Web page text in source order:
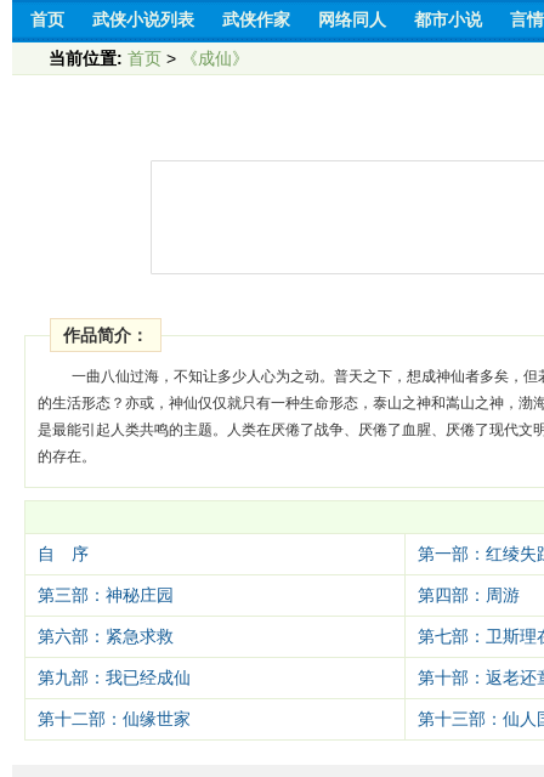
首页 武侠小说列表 武侠作家 网络同人 都市小说 言
当前位置: 首页 > 《成仙》
作品简介：
一曲八仙过海，不知让多少人心为之动。普天之下，想成神仙者多矣，
的生活形态？亦或，神仙仅仅就只有一种生命形态，泰山之神和嵩山之神，
是最能引起人类共鸣的主题。人类在厌倦了战争、厌倦了血腥、厌倦了现代
的存在。
自 序 第一部：红绫失
第三部：神秘庄园 第四部：周游
第六部：紧急求救 第七部：卫斯理
第九部：我已经成仙 第十部：返老还
第十二部：仙缘世家 第十三部：仙人